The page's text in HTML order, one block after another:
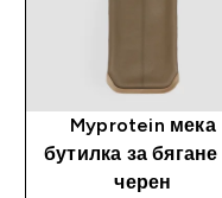
Myprotein мека
бутилка за
черен